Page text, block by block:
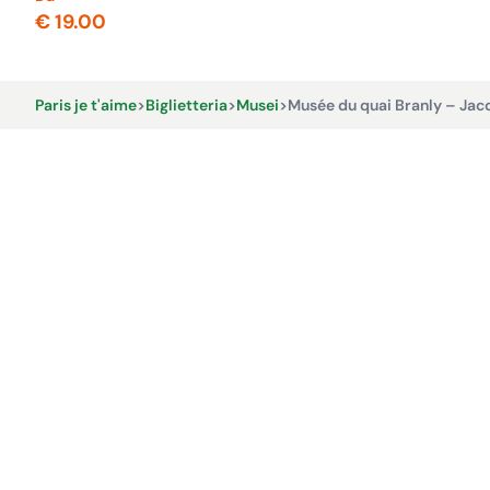
€ 19.00
Paris je t'aime>Biglietteria>Musei>Musée du quai Branly –